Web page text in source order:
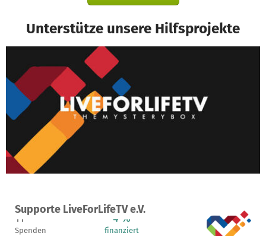
Unterstütze unsere Hilfsprojekte
Supporte LiveForLifeTV e.V.
Ein Projekt in Schönbrunn im steigerwald, Deutschland
11
Spenden
4 %
finanziert
7.667 €
fehlen noch